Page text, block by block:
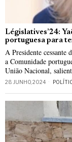
Législatives’24:
portuguesa para
A Presidente cessante
a Comunidade
União Nacional,
28 JUNHO, 2024